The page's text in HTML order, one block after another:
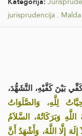
jurisprudencija . Malda
بَيْنَ كَفَّيْهِ، التَّشَهُّدَ،
لِلَّهِ، وَالصَّلَوَاتُ
وَبَرَكَاتُهُ، السَّلاَمُ
إِلَّا اللَّهُ، وَأَشْهَدُ أَنَّ